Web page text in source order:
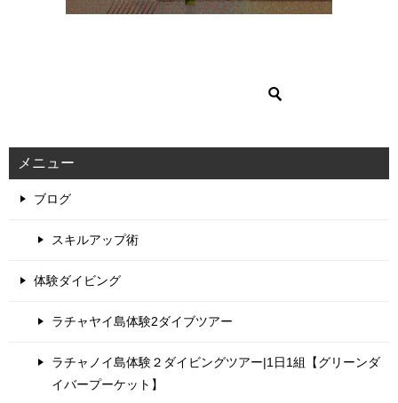
メニュー
ブログ
スキルアップ術
体験ダイビング
ラチャヤイ島体験2ダイブツアー
ラチャノイ島体験２ダイビングツアー|1日1組【グリーンダ
イバープーケット】